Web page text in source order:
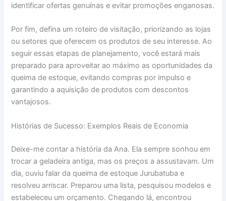
identificar ofertas genuínas e evitar promoções enganosas.
Por fim, defina um roteiro de visitação, priorizando as lojas
ou setores que oferecem os produtos de seu interesse. Ao
seguir essas etapas de planejamento, você estará mais
preparado para aproveitar ao máximo as oportunidades da
queima de estoque, evitando compras por impulso e
garantindo a aquisição de produtos com descontos
vantajosos.
Histórias de Sucesso: Exemplos Reais de Economia
Deixe-me contar a história da Ana. Ela sempre sonhou em
trocar a geladeira antiga, mas os preços a assustavam. Um
dia, ouviu falar da queima de estoque Jurubatuba e
resolveu arriscar. Preparou uma lista, pesquisou modelos e
estabeleceu um orçamento. Chegando lá, encontrou